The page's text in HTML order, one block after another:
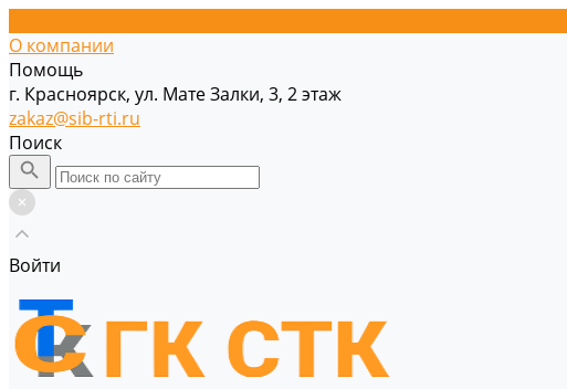
О компании
Помощь
г. Красноярск, ул. Мате Залки, 3, 2 этаж
zakaz@sib-rti.ru
Поиск
Войти